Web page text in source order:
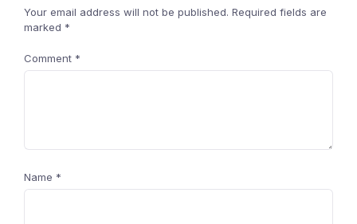
Your email address will not be published. Required fields are
marked *
Comment *
Name *